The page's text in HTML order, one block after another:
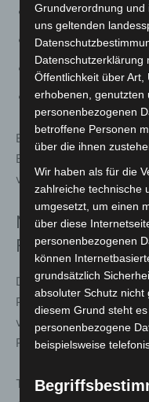
Teeküche
Bereitschaftsraum
Räume der
Büros und
Ein Aufzug sorgt für
Bereiche. Zudem ist
vorhanden.
Nachhaltigkeit
Fokus
Das Gebäude wurde in
Passivhausstandard
verbessert das
Teile des Dachs sind
Grundverordnung
uns geltenden
Datenschutzerklärung
Öffentlichkeit über
erhobenen, genutzten
personenbezogenen
betroffene Personen
über die ihnen
Wir haben als für die
zahlreiche technische
umgesetzt, um einen
über diese
personenbezogenen
können
grundsätzlich
absoluter Schutz nicht
diesem Grund steht
personenbezogene
beispielsweise